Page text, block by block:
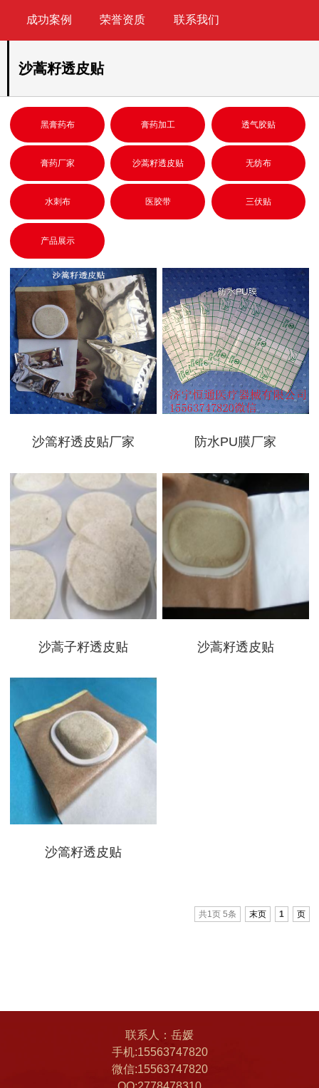
成功案例 荣誉资质 联系我们
沙蒿籽透皮贴
黑膏药布 膏药加工 透气胶贴
膏药厂家 沙蒿籽透皮贴 无纺布
水刺布 医胶带 三伏贴
产品展示
沙篙籽透皮贴厂家 防水PU膜厂家
沙蒿子籽透皮贴 沙蒿籽透皮贴
沙篙籽透皮贴
页
1
末页
共1页 5条
联系人：岳媛
手机:15563747820
微信:15563747820